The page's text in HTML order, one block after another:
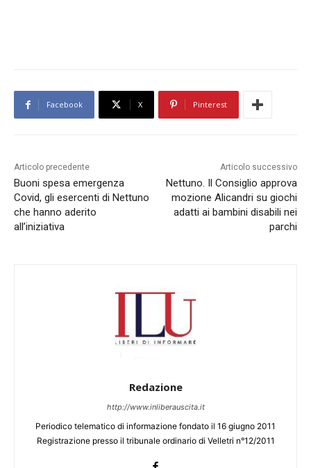
Facebook X Pinterest
Articolo precedente
Buoni spesa emergenza
Covid, gli esercenti di Nettuno
che hanno aderito
all’iniziativa
Articolo successivo
Nettuno. Il Consiglio approva
mozione Alicandri su giochi
adatti ai bambini disabili nei
parchi
Redazione
http://www.inliberauscita.it
Periodico telematico di informazione fondato il 16 giugno 2011
Registrazione presso il tribunale ordinario di Velletri n°12/2011